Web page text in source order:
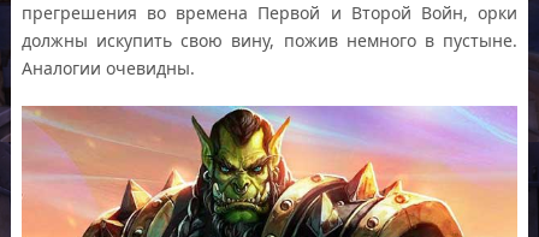
прегрешения во времена Первой и Второй Войн, орки
должны искупить свою вину, пожив немного в пустыне.
Аналогии очевидны.